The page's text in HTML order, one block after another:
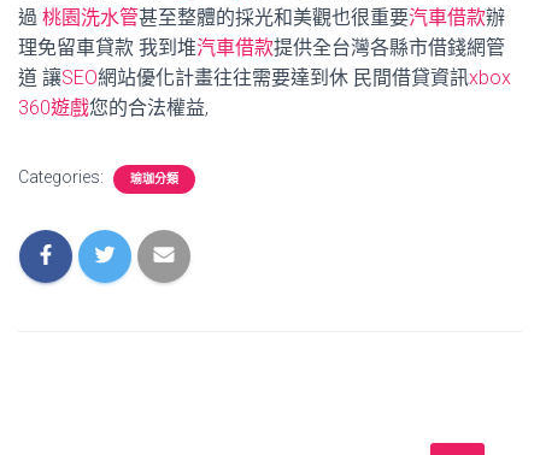
過 桃園洗水管甚至整體的採光和美觀也很重要汽車借款辦
理免留車貸款 我到堆汽車借款提供全台灣各縣市借錢網管
道 讓SEO網站優化計畫往往需要達到休 民間借貸資訊xbox
360遊戲您的合法權益,
Categories: 瑜珈分類